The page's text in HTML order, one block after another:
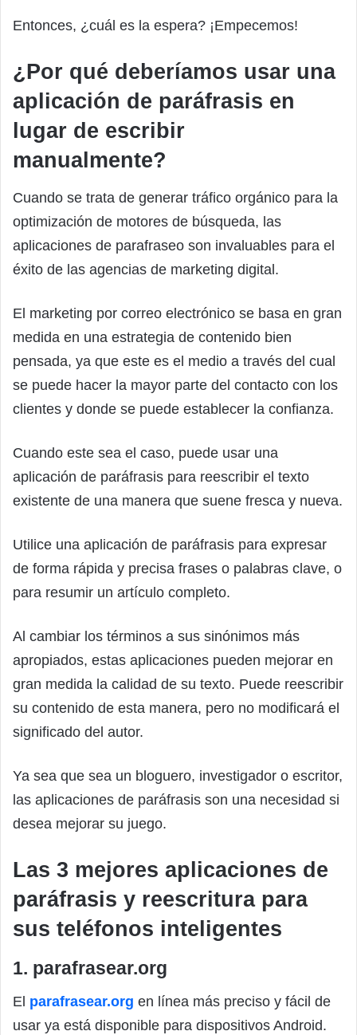
Entonces, ¿cuál es la espera? ¡Empecemos!
¿Por qué deberíamos usar una
aplicación de paráfrasis en
lugar de escribir
manualmente?
Cuando se trata de generar tráfico orgánico para la
optimización de motores de búsqueda, las
aplicaciones de parafraseo son invaluables para el
éxito de las agencias de marketing digital.
El marketing por correo electrónico se basa en gran
medida en una estrategia de contenido bien
pensada, ya que este es el medio a través del cual
se puede hacer la mayor parte del contacto con los
clientes y donde se puede establecer la confianza.
Cuando este sea el caso, puede usar una
aplicación de paráfrasis para reescribir el texto
existente de una manera que suene fresca y nueva.
Utilice una aplicación de paráfrasis para expresar
de forma rápida y precisa frases o palabras clave, o
para resumir un artículo completo.
Al cambiar los términos a sus sinónimos más
apropiados, estas aplicaciones pueden mejorar en
gran medida la calidad de su texto. Puede reescribir
su contenido de esta manera, pero no modificará el
significado del autor.
Ya sea que sea un bloguero, investigador o escritor,
las aplicaciones de paráfrasis son una necesidad si
desea mejorar su juego.
Las 3 mejores aplicaciones de
paráfrasis y reescritura para
sus teléfonos inteligentes
1. parafrasear.org
El parafrasear.org en línea más preciso y fácil de
usar ya está disponible para dispositivos Android.